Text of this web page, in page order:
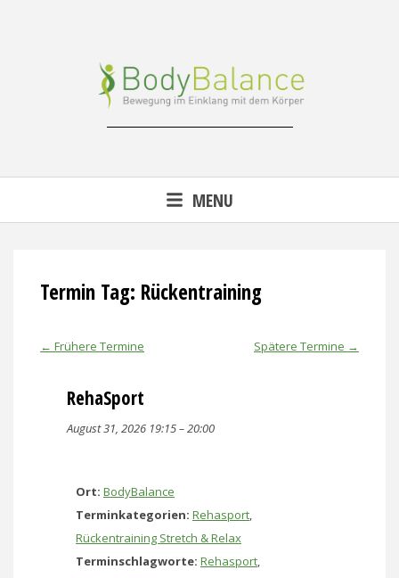
MENU
Termin Tag: Rückentraining
Spätere Termine →
← Frühere Termine
RehaSport
August 31, 2026 19:15–20:00
Ort: BodyBalance
Terminkategorien: Rehasport,
Rückentraining Stretch & Relax
Terminschlagworte: Rehasport,